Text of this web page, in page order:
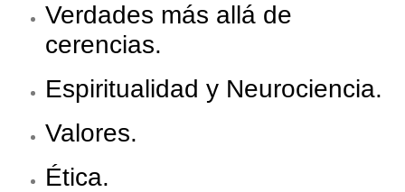
Verdades más allá de
cerencias.
Espiritualidad y Neurociencia.
Valores.
Ética.